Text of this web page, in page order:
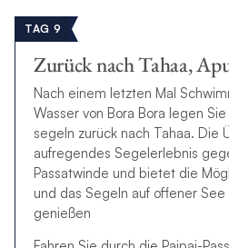
TAG 9
Zurück nach Tahaa,
Nach einem letzten Mal
Wasser von Bora Bora legen
segeln zurück nach Tahaa. Die
aufregendes Segelerlebnis
Passatwinde und bietet die
und das Segeln auf offener
genießen